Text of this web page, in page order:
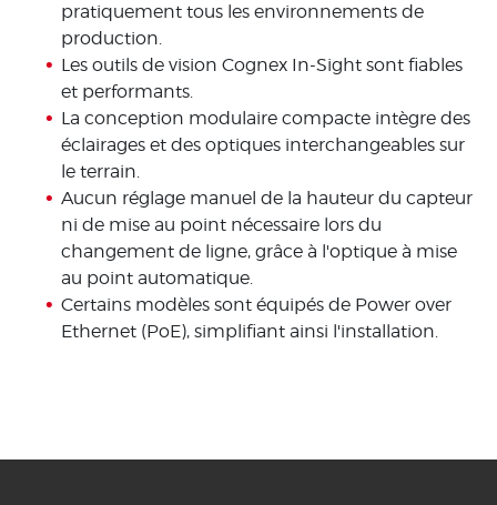
pratiquement tous les environnements de
production.
Les outils de vision Cognex In-Sight sont fiables
et performants.
La conception modulaire compacte intègre des
éclairages et des optiques interchangeables sur
le terrain.
Aucun réglage manuel de la hauteur du capteur
ni de mise au point nécessaire lors du
changement de ligne, grâce à l'optique à mise
au point automatique.
Certains modèles sont équipés de Power over
Ethernet (PoE), simplifiant ainsi l'installation.